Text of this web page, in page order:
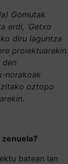
Gomutak
erdi, ‘Getxo
diru laguntza
proiektuarekin
norakoak
oztopo
batean lan